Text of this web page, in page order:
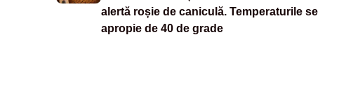
alertă roșie de caniculă. Temperaturile se
apropie de 40 de grade